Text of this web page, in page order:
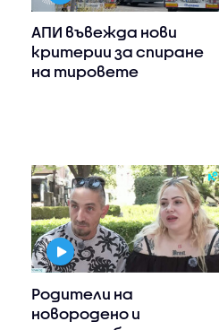
АПИ въвежда нови
критерии за спиране
на тировете
Родители на
новородено и